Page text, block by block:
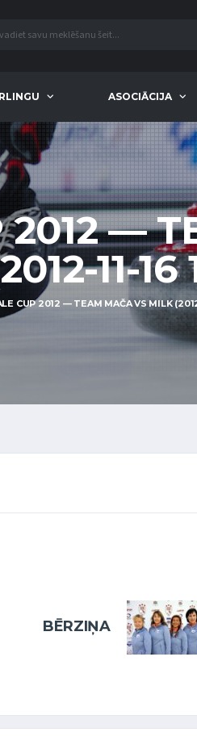
ASOCIĀCIJA
2012 —
11-16
CUP 2012 — TEAM MAČA VS MILK
BĒRZIŅA